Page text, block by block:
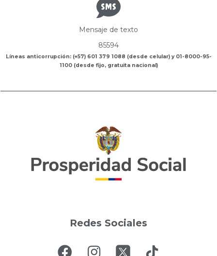
Mensaje de texto
85594
Líneas anticorrupción: (+57) 601 379 1088 (desde celular) y 01-8000-95-
1100 (desde fijo, gratuita nacional)
Redes Sociales